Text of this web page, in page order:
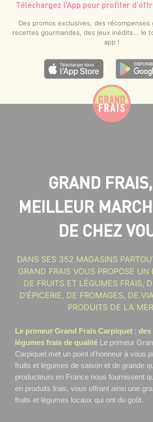
Téléchargez l’App pour profiter
Des promos exclusives, des récompenses
recettes gourmandes, des jeux inédits... le
app !
GRAND
MEILLEUR
DE CHEZ
DANS SES 352 MAGASINS
GRAND FRAIS VOUS PROPOSE UN
DE FRUITS ET LÉGUMES FRAIS,
D’ÉPICERIE, DE FROMAGES, DE
PRODUITS DE LA
Le primeur Grand Frais Carpiquet : des
légumes frais de qualité Le primeur
Carpiquet met un point d'honneur à vous
fruits et légumes de saison et de grande
producteurs en France nous fournissent
en produits frais, vous offrant ainsi une
fruits et légumes locaux qui ont du goût.